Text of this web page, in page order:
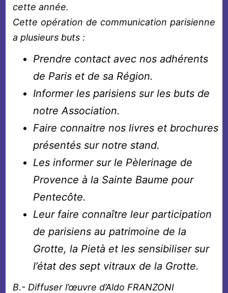
cette année.
Cette opération de communication parisienne
a plusieurs buts :
Prendre contact avec nos adhérents
de Paris et de sa Région.
Informer les parisiens sur les buts de
notre Association.
Faire connaitre nos livres et brochures
présentés sur notre stand.
Les informer sur le Pèlerinage de
Provence à la Sainte Baume pour
Pentecôte.
Leur faire connaître leur participation
de parisiens au patrimoine de la
Grotte, la Pietà et les sensibiliser sur
l’état des sept vitraux de la Grotte.
B.- Diffuser l’œuvre d’Aldo FRANZONI